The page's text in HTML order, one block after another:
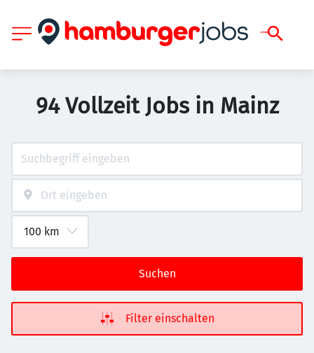
94 Vollzeit Jobs in Mainz
Suchen
Filter einschalten